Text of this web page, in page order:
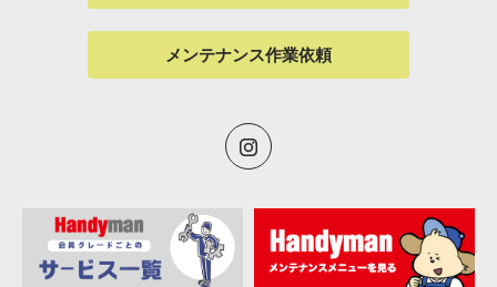
メンテナンス作業依頼